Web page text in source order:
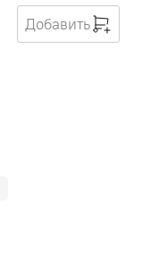
Добавить